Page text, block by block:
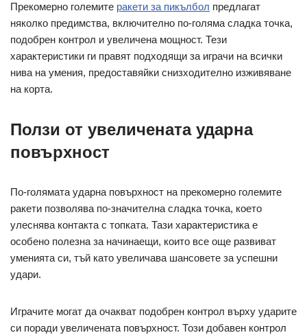
Прекомерно големите ракети за пикълбол предлагат
няколко предимства, включително по-голяма сладка точка,
подобрен контрол и увеличена мощност. Тези
характеристики ги правят подходящи за играчи на всички
нива на умения, предоставяйки снизходително изживяване
на корта.
Ползи от увеличената ударна
повърхност
По-голямата ударна повърхност на прекомерно големите
ракети позволява по-значителна сладка точка, което
улеснява контакта с топката. Тази характеристика е
особено полезна за начинаещи, които все още развиват
уменията си, тъй като увеличава шансовете за успешни
удари.
Играчите могат да очакват подобрен контрол върху ударите
си поради увеличената повърхност. Този добавен контрол